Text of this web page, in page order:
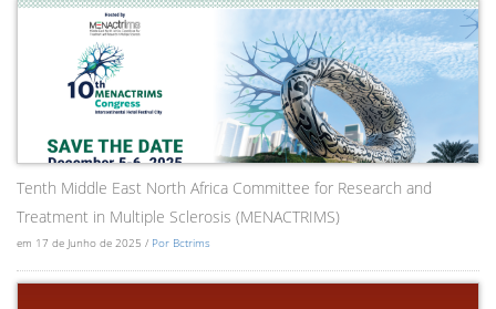
Tenth Middle East North Africa Committee for Research and
Treatment in Multiple Sclerosis (MENACTRIMS)
em 17 de Junho de 2025 / Por Bctrims